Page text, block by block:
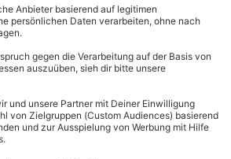
Drogeneinfluss
Kreislaufprobleme
Haftungsausschluss
die das Fahren unmöglich
das Erlebnis verschoben (die
obliegt dem Veranstalter)
8
zu folgenden Zeiten,
Feiertagen:
10-16 Uhr